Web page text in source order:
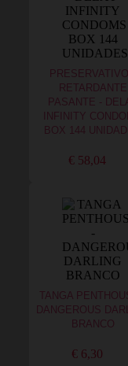
RETARDANTE
PASANTE -
INFINITY
BOX 144
€ 58,04
TANGA
DANGEROUS
BRANCO
€ 6,30